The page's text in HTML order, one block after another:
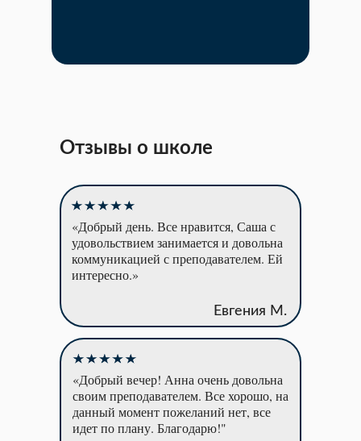
Отзывы о школе
«Добрый день. Все нравится, Саша с
удовольствием занимается и довольна
коммуникацией с преподавателем. Ей
интересно.»
Евгения М.
«Добрый вечер! Анна очень довольна
своим преподавателем. Все хорошо, на
данный момент пожеланий нет, все
идет по плану. Благодарю!"